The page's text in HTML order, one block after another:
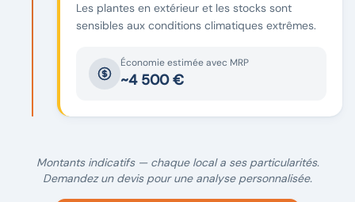
Les plantes en extérieur et les stocks sont
sensibles aux conditions climatiques extrêmes.
Économie estimée avec MRP
~4 500 €
Montants indicatifs — chaque local a ses particularités.
Demandez un devis pour une analyse personnalisée.